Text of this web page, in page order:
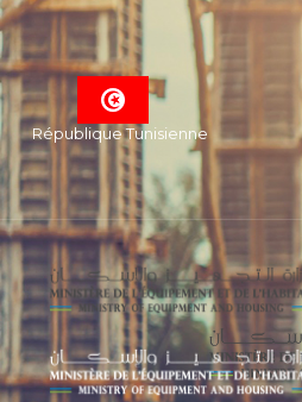
République Tunisienne